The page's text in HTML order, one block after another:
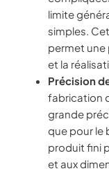
limite
simples.
permet une
et la
Précision
fabrication
grande
que pour le
produit fini
et aux